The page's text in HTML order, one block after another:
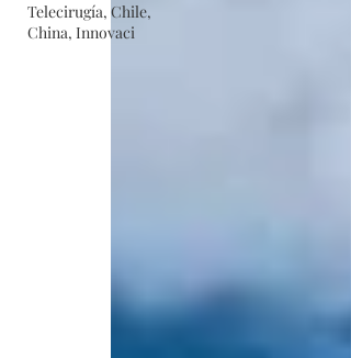
Telecirugía, Chile,
China, Innovaci